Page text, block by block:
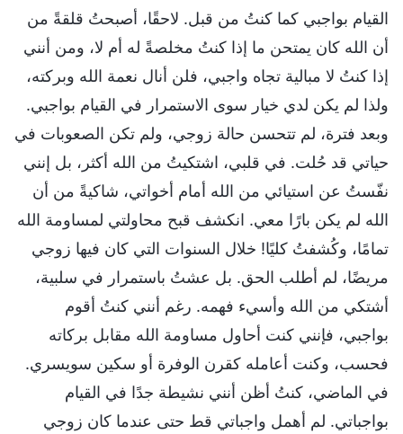
القيام بواجبي كما كنتُ من قبل. لاحقًا، أصبحتُ قلقةً من
أن الله كان يمتحن ما إذا كنتُ مخلصةً له أم لا، ومن أنني
إذا كنتُ لا مبالية تجاه واجبي، فلن أنال نعمة الله وبركته،
ولذا لم يكن لدي خيار سوى الاستمرار في القيام بواجبي.
وبعد فترة، لم تتحسن حالة زوجي، ولم تكن الصعوبات في
حياتي قد حُلت. في قلبي، اشتكيتُ من الله أكثر، بل إنني
نفّستُ عن استيائي من الله أمام أخواتي، شاكيةً من أن
الله لم يكن بارًا معي. انكشف قبح محاولتي لمساومة الله
تمامًا، وكُشفتُ كليًا! خلال السنوات التي كان فيها زوجي
مريضًا، لم أطلب الحق. بل عشتُ باستمرار في سلبية،
أشتكي من الله وأسيء فهمه. رغم أنني كنتُ أقوم
بواجبي، فإنني كنت أحاول مساومة الله مقابل بركاته
فحسب، وكنت أعامله كقرن الوفرة أو سكين سويسري.
في الماضي، كنتُ أظن أنني نشيطة جدًا في القيام
بواجباتي. لم أهمل واجباتي قط حتى عندما كان زوجي